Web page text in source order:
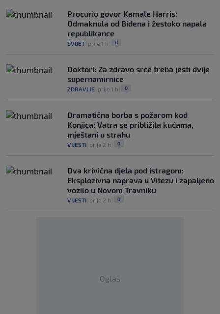
Procurio govor Kamale Harris:
Odmaknula od Bidena i žestoko napala
republikance
SVIJET prije 1 h 0
Doktori: Za zdravo srce treba jesti dvije
supernamirnice
ZDRAVLJE prije 1 h 0
Dramatična borba s požarom kod
Konjica: Vatra se približila kućama,
mještani u strahu
VIJESTI prije 2 h 0
Dva krivična djela pod istragom:
Eksplozivna naprava u Vitezu i zapaljeno
vozilo u Novom Travniku
VIJESTI prije 2 h 0
Oglas